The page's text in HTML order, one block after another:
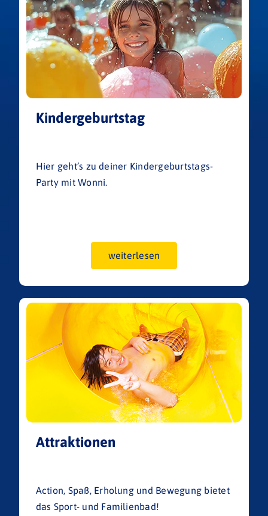
Kindergeburtstag
Hier geht’s zu deiner Kindergeburtstags-
Party mit Wonni.
weiterlesen
Attraktionen
Action, Spaß, Erholung und Bewegung bietet
das Sport- und Familienbad!